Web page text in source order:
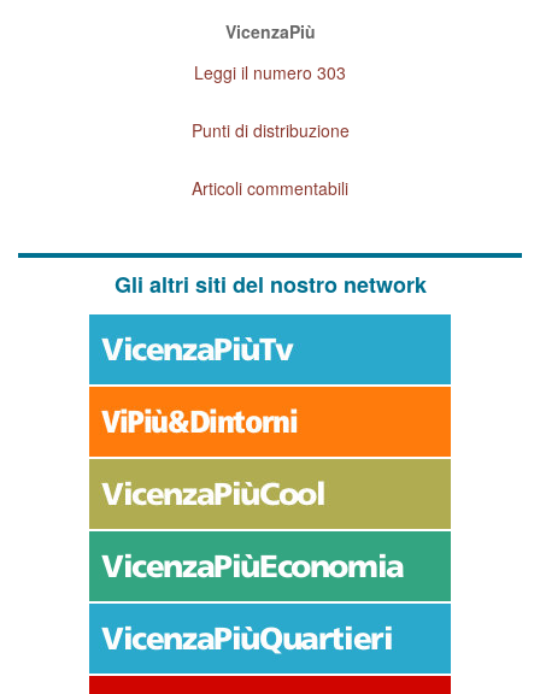
VicenzaPiù
Leggi il numero 303
Punti di distribuzione
Articoli commentabili
Gli altri siti del nostro network